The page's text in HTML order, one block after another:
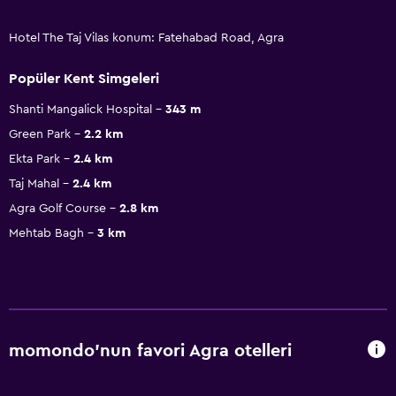
Hotel The Taj Vilas konum: Fatehabad Road, Agra
Popüler Kent Simgeleri
Shanti Mangalick Hospital
343 m
Green Park
2.2 km
Ekta Park
2.4 km
Taj Mahal
2.4 km
Agra Golf Course
2.8 km
Mehtab Bagh
3 km
momondo'nun favori Agra otelleri